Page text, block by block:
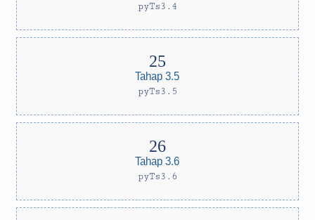
pyTs3.4
Tahap 3.5
pyTs3.5
Tahap 3.6
pyTs3.6